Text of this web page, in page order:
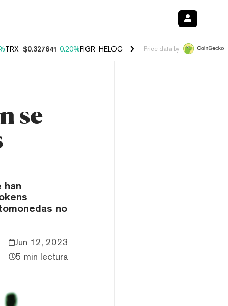
TRX $0.327641 0.20%FIGR_HELOC $1.023 -1.20%HYPE $54.36 -
Price data by
se
han
no
Jun 12, 2023
5 min lectura